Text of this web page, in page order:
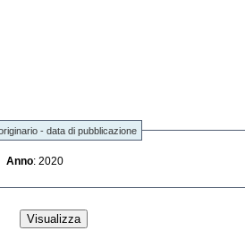
- data di pubblicazione
Anno : 2020